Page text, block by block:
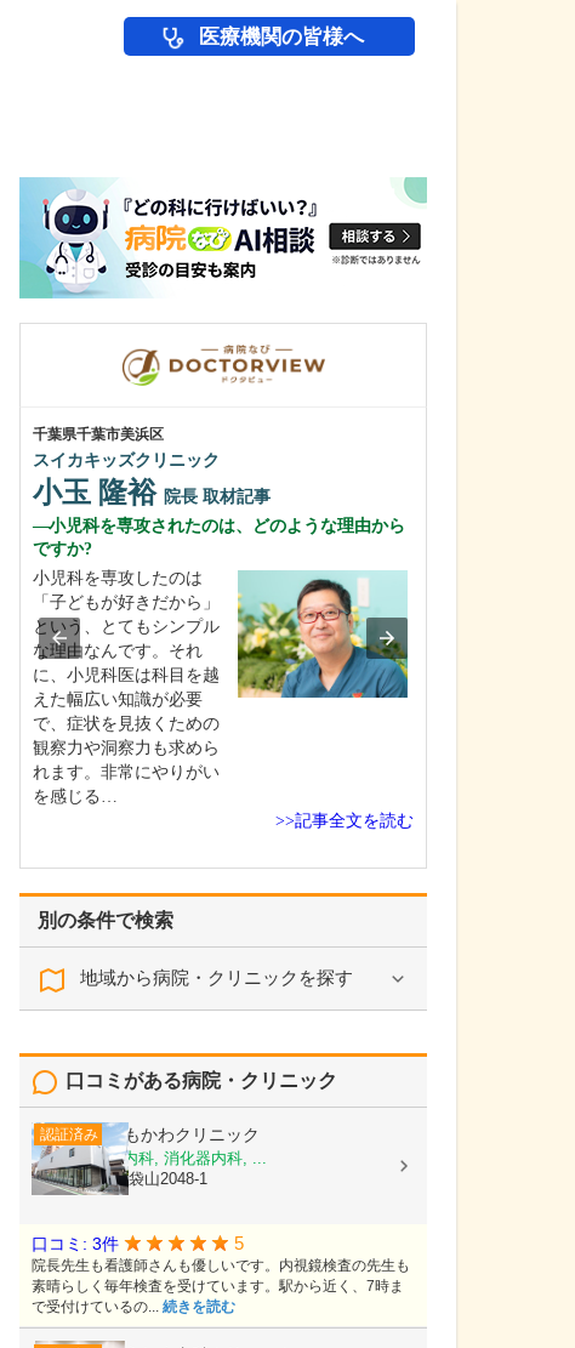
医療機関の皆様へ
別の条件で検索
地域から病院・クリニックを探す
口コミがある病院・クリニック
認証済み しもかわクリニック
内科, 脳神経内科, 消化器内科, ...
埼玉県越谷市袋山2048-1
口コミ: 3件 5
院長先生も看護師さんも優しいです。内視鏡検査の先生も
素晴らしく毎年検査を受けています。駅から近く、7時ま
で受付けているの... 続きを読む
千葉県千葉市美浜区
スイカキッズクリニック
小玉 隆裕 院長 取材記事
小児科を専攻されたのは、どのような理由から
ですか?
小児科を専攻したのは
「子どもが好きだから」
という、とてもシンプル
な理由なんです。それ
に、小児科医は科目を越
えた幅広い知識が必要
で、症状を見抜くための
観察力や洞察力も求めら
れます。非常にやりがい
を感じる…
>>記事全文を読む